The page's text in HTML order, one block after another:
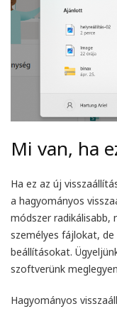
Mi van, ha
Ha ez az új
a hagyományos
módszer radikálisabb,
személyes fájlokat,
beállításokat.
szoftverünk
Hagyományos